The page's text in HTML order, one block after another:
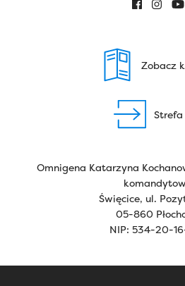
Zobacz
Strefa
Omnigena Katarzyna
Święcice, ul.
05-860
NIP: 534-20-